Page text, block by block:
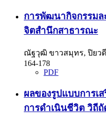
การพัฒนากิจกรรมล
จิตสำนึกสาธารณะ
ณัฐวุฒิ ขาวสมุทร, ปิยว
164-178
PDF
ผลของรูปแบบการเ
การดำเนินชีวิต วิถี